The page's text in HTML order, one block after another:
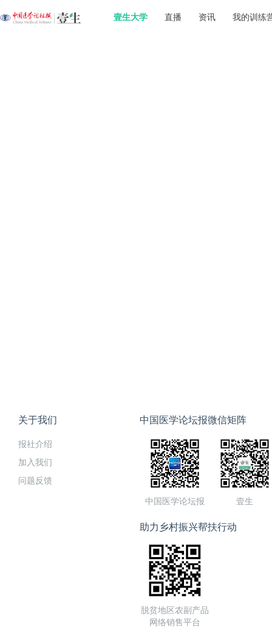
壹生大学 直播 资讯 我的训练
关于我们
报社介绍
加入我们
问题反馈
中国医学论坛报微信矩阵
中国医学论坛报 壹生
助力乡村振兴帮扶行动
脱贫地区农副产品
网络销售平台